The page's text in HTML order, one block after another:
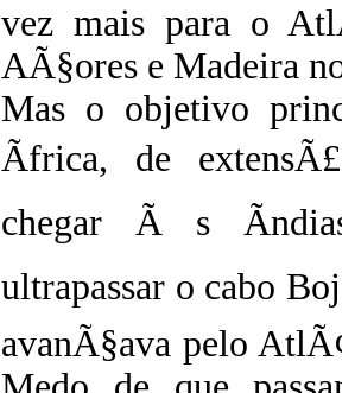
vez mais para o
AÃ§ores e Madeira
Mas o objetivo
Ãfrica, de
chegar Ã s
ultrapassar o cabo
avanÃ§ava pelo